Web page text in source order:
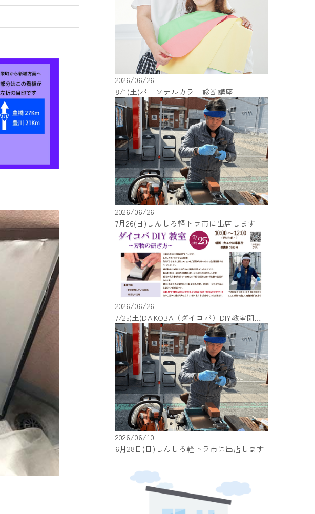
2026/06/26
8/1(土)パーソナルカラー診断講座
2026/06/26
7月26(日)しんしろ軽トラ市に出店します
2026/06/26
7/25(土)DAIKOBA（ダイコバ）DIY教室開催します
2026/06/10
6月28日(日)しんしろ軽トラ市に出店します